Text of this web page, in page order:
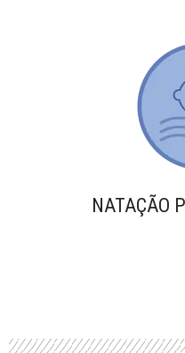
NATAÇÃO